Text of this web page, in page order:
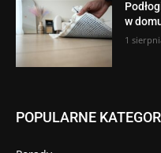
w
1
POPULARNE